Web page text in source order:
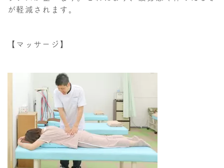
が軽減されます。
【マッサージ】